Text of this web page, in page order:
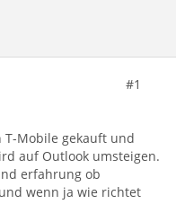
#1
T-Mobile gekauft und
auf Outlook umsteigen.
erfahrung ob
wenn ja wie richtet